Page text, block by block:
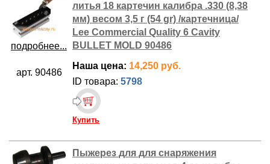
подробнее...
арт. 90486
литья 18 картечин калибра .330 (8,38
мм) весом 3,5 г (54 gr) /картечница/
Lee Commercial Quality 6 Cavity
BULLET MOLD 90486
Наша цена: 14,250 руб.
ID товара: 5798
Купить
Пыжерез для для снаряжения